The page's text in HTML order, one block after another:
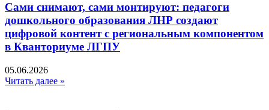
Сами снимают, сами монтируют: педагоги
дошкольного образования ЛНР создают
цифровой контент с региональным компонентом
в Кванториуме ЛГПУ​
05.06.2026
Читать далее »